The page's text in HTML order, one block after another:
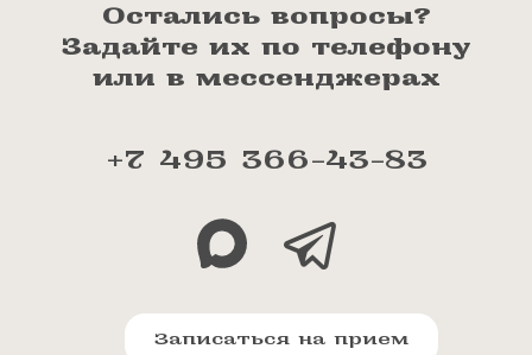
Остались вопросы?
Задайте их по телефону
или в мессенджерах
+7 495 366-43-83
Записаться на прием